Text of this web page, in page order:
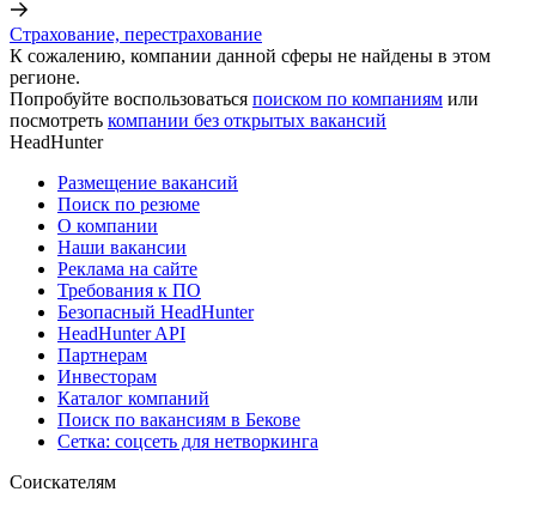
Страхование, перестрахование
К сожалению, компании данной сферы не найдены в этом
регионе.
Попробуйте воспользоваться поиском по компаниям или
посмотреть компании без открытых вакансий
HeadHunter
Размещение вакансий
Поиск по резюме
О компании
Наши вакансии
Реклама на сайте
Требования к ПО
Безопасный HeadHunter
HeadHunter API
Партнерам
Инвесторам
Каталог компаний
Поиск по вакансиям в Бекове
Сетка: соцсеть для нетворкинга
Соискателям